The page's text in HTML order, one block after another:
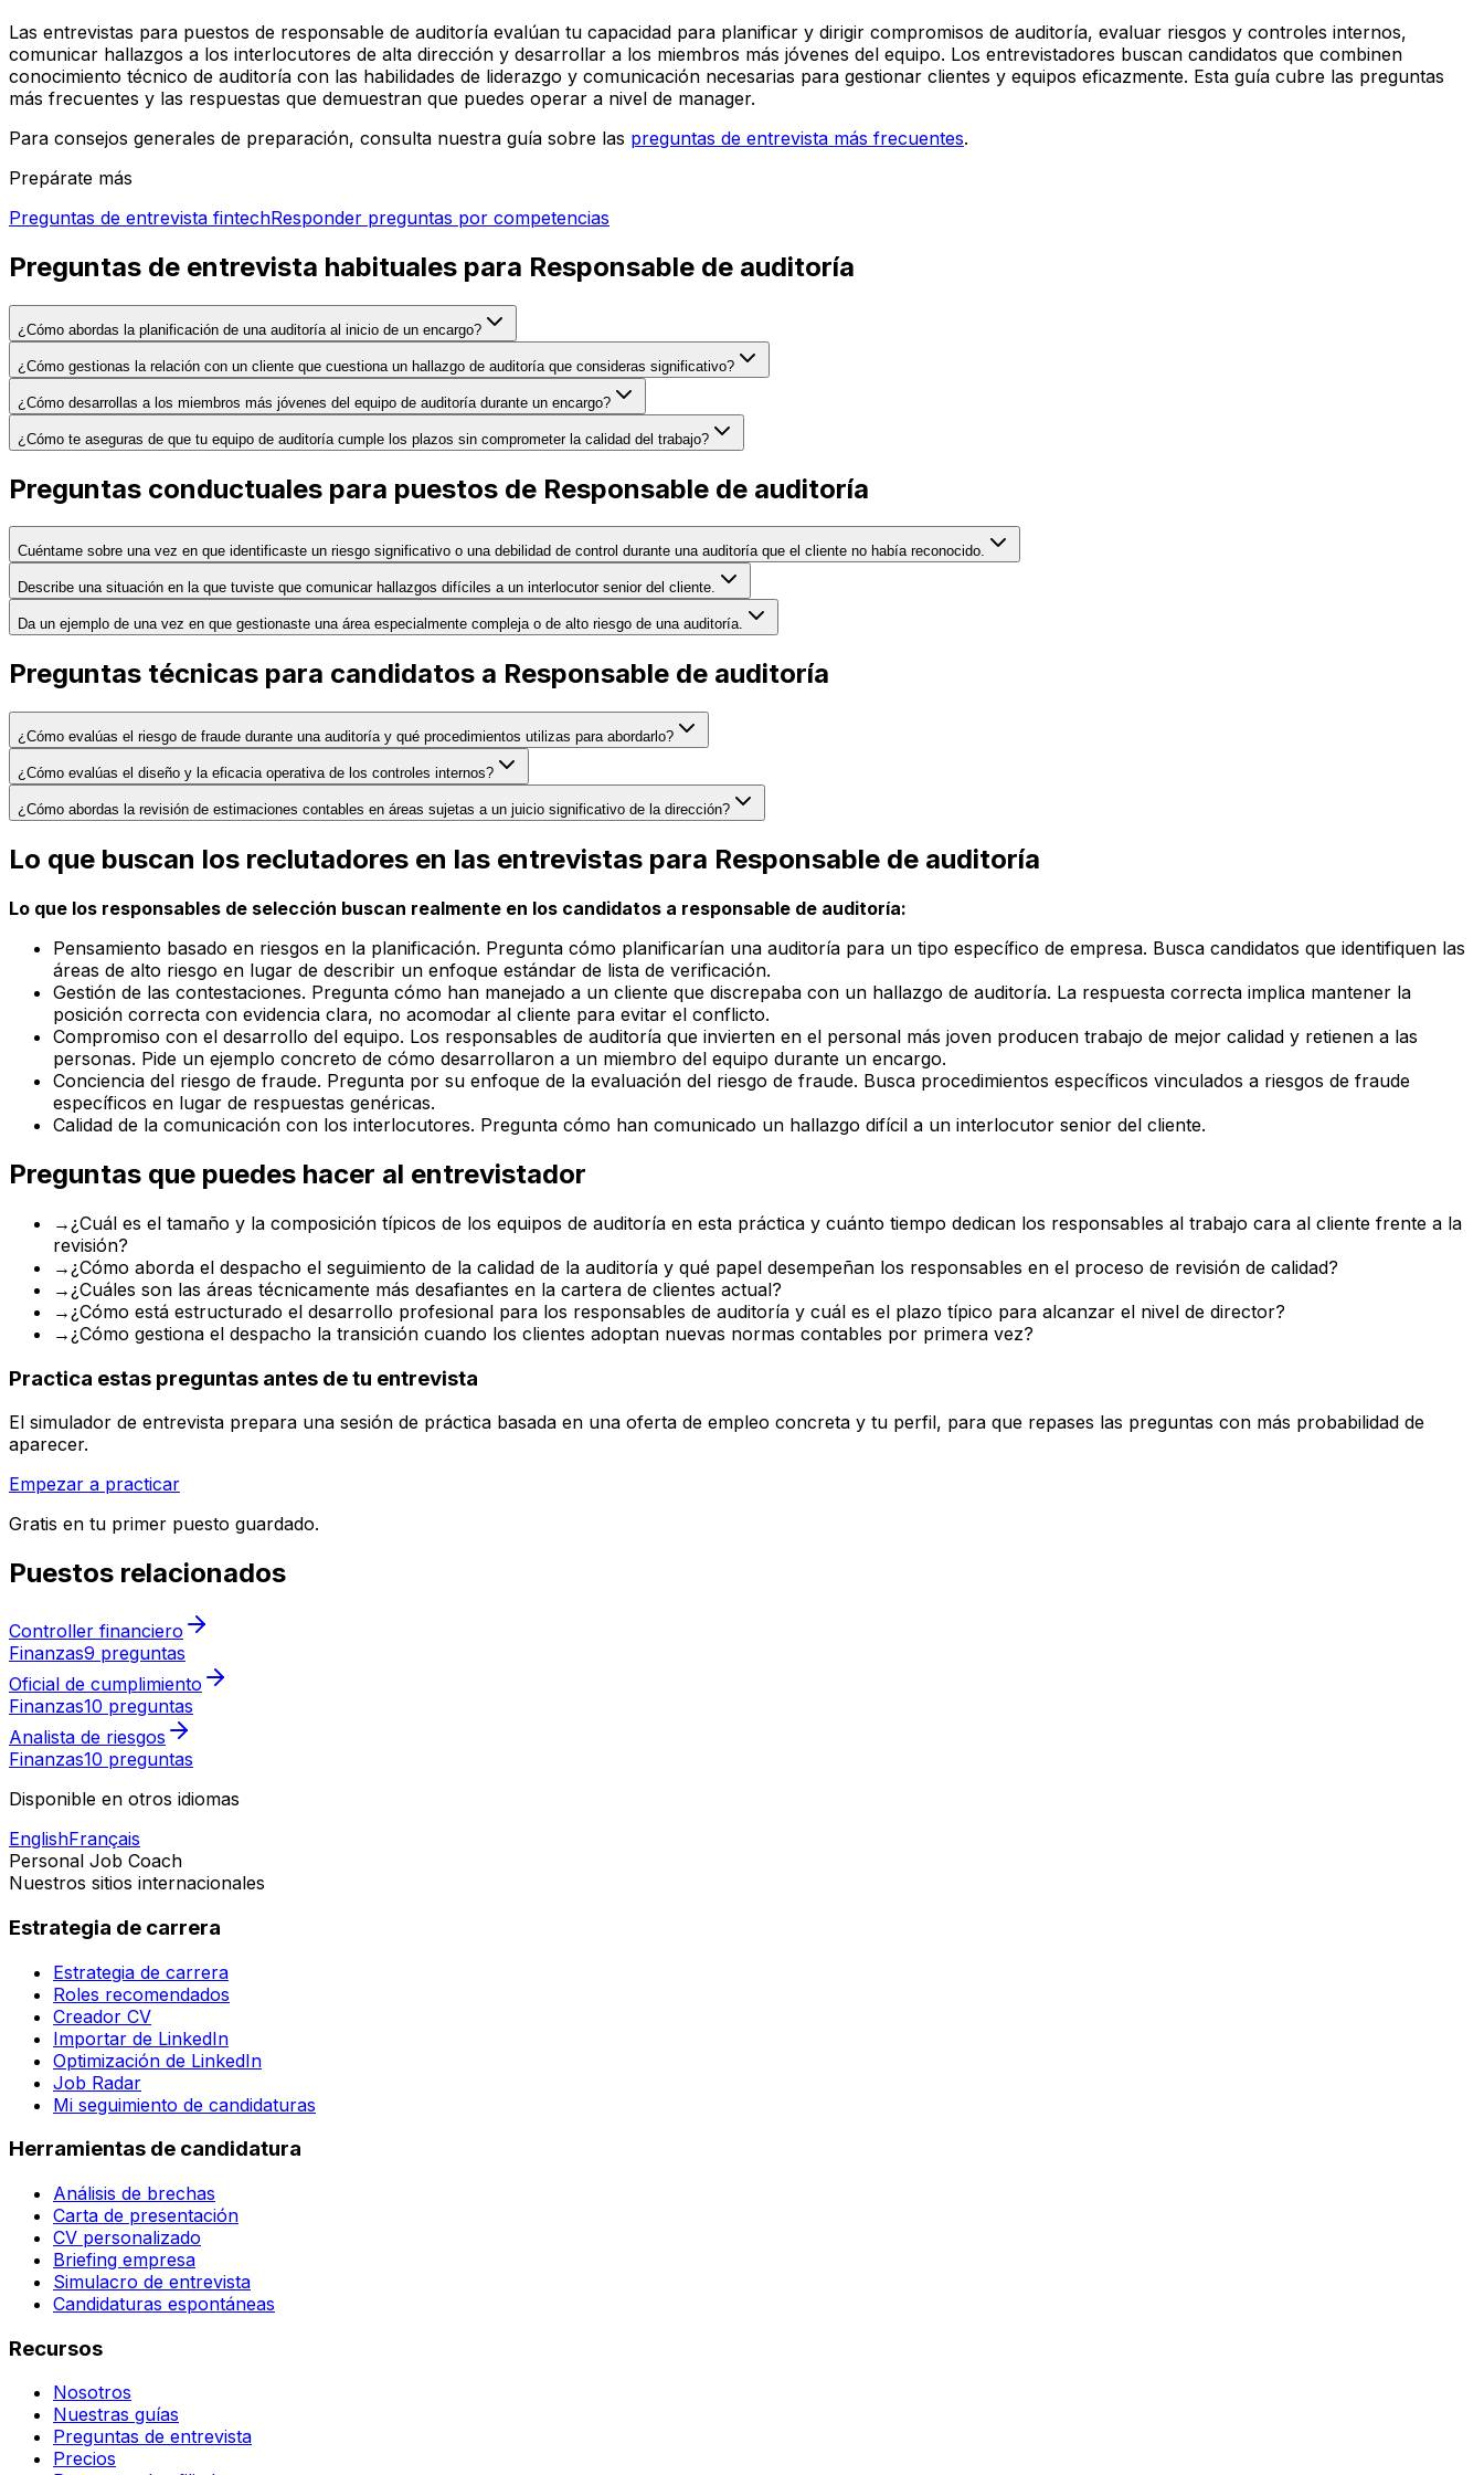
Las entrevistas para puestos de responsable de auditoría evalúan tu capacidad para planificar y dirigir compromisos de auditoría, evaluar riesgos y controles internos,
comunicar hallazgos a los interlocutores de alta dirección y desarrollar a los miembros más jóvenes del equipo. Los entrevistadores buscan candidatos que combinen
conocimiento técnico de auditoría con las habilidades de liderazgo y comunicación necesarias para gestionar clientes y equipos eficazmente. Esta guía cubre las preguntas
más frecuentes y las respuestas que demuestran que puedes operar a nivel de manager.
Para consejos generales de preparación, consulta nuestra guía sobre las preguntas de entrevista más frecuentes.
Prepárate más
Preguntas de entrevista fintechResponder preguntas por competencias
Preguntas de entrevista habituales para Responsable de auditoría
¿Cómo abordas la planificación de una auditoría al inicio de un encargo?
¿Cómo gestionas la relación con un cliente que cuestiona un hallazgo de auditoría que consideras significativo?
¿Cómo desarrollas a los miembros más jóvenes del equipo de auditoría durante un encargo?
¿Cómo te aseguras de que tu equipo de auditoría cumple los plazos sin comprometer la calidad del trabajo?
Preguntas conductuales para puestos de Responsable de auditoría
Cuéntame sobre una vez en que identificaste un riesgo significativo o una debilidad de control durante una auditoría que el cliente no había reconocido.
Describe una situación en la que tuviste que comunicar hallazgos difíciles a un interlocutor senior del cliente.
Da un ejemplo de una vez en que gestionaste una área especialmente compleja o de alto riesgo de una auditoría.
Preguntas técnicas para candidatos a Responsable de auditoría
¿Cómo evalúas el riesgo de fraude durante una auditoría y qué procedimientos utilizas para abordarlo?
¿Cómo evalúas el diseño y la eficacia operativa de los controles internos?
¿Cómo abordas la revisión de estimaciones contables en áreas sujetas a un juicio significativo de la dirección?
Lo que buscan los reclutadores en las entrevistas para Responsable de auditoría
Lo que los responsables de selección buscan realmente en los candidatos a responsable de auditoría:
Pensamiento basado en riesgos en la planificación. Pregunta cómo planificarían una auditoría para un tipo específico de empresa. Busca candidatos que identifiquen las
áreas de alto riesgo en lugar de describir un enfoque estándar de lista de verificación.
Gestión de las contestaciones. Pregunta cómo han manejado a un cliente que discrepaba con un hallazgo de auditoría. La respuesta correcta implica mantener la
posición correcta con evidencia clara, no acomodar al cliente para evitar el conflicto.
Compromiso con el desarrollo del equipo. Los responsables de auditoría que invierten en el personal más joven producen trabajo de mejor calidad y retienen a las
personas. Pide un ejemplo concreto de cómo desarrollaron a un miembro del equipo durante un encargo.
Conciencia del riesgo de fraude. Pregunta por su enfoque de la evaluación del riesgo de fraude. Busca procedimientos específicos vinculados a riesgos de fraude
específicos en lugar de respuestas genéricas.
Calidad de la comunicación con los interlocutores. Pregunta cómo han comunicado un hallazgo difícil a un interlocutor senior del cliente.
Preguntas que puedes hacer al entrevistador
→ ¿Cuál es el tamaño y la composición típicos de los equipos de auditoría en esta práctica y cuánto tiempo dedican los responsables al trabajo cara al cliente frente a la
revisión?
→ ¿Cómo aborda el despacho el seguimiento de la calidad de la auditoría y qué papel desempeñan los responsables en el proceso de revisión de calidad?
→ ¿Cuáles son las áreas técnicamente más desafiantes en la cartera de clientes actual?
→ ¿Cómo está estructurado el desarrollo profesional para los responsables de auditoría y cuál es el plazo típico para alcanzar el nivel de director?
→ ¿Cómo gestiona el despacho la transición cuando los clientes adoptan nuevas normas contables por primera vez?
Practica estas preguntas antes de tu entrevista
El simulador de entrevista prepara una sesión de práctica basada en una oferta de empleo concreta y tu perfil, para que repases las preguntas con más probabilidad de
aparecer.
Empezar a practicar
Gratis en tu primer puesto guardado.
Puestos relacionados
Controller financiero
Finanzas9 preguntas
Oficial de cumplimiento
Finanzas10 preguntas
Analista de riesgos
Finanzas10 preguntas
Disponible en otros idiomas
EnglishFrançais
Personal Job Coach
Nuestros sitios internacionales
Estrategia de carrera
Estrategia de carrera
Roles recomendados
Creador CV
Importar de LinkedIn
Optimización de LinkedIn
Job Radar
Mi seguimiento de candidaturas
Herramientas de candidatura
Análisis de brechas
Carta de presentación
CV personalizado
Briefing empresa
Simulacro de entrevista
Candidaturas espontáneas
Recursos
Nosotros
Nuestras guías
Preguntas de entrevista
Precios